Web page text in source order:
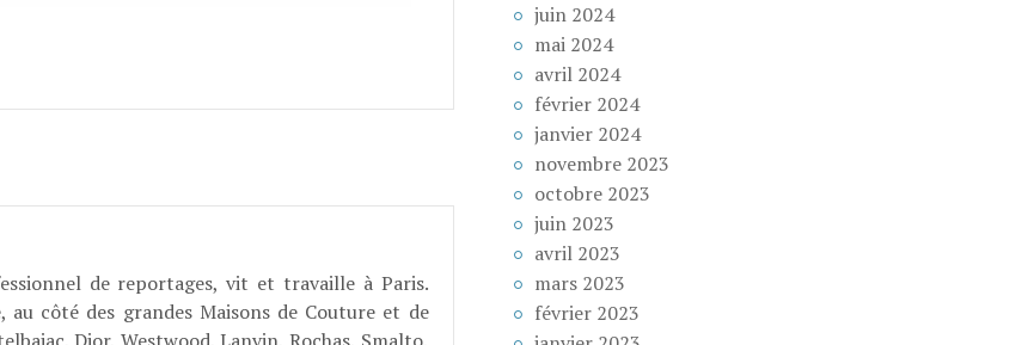
de reportages, vit et travaille à Paris.
au côté des grandes Maisons de Couture et de
juin 2024
mai 2024
avril 2024
février 2024
janvier 2024
novembre 2023
octobre 2023
juin 2023
avril 2023
mars 2023
février 2023